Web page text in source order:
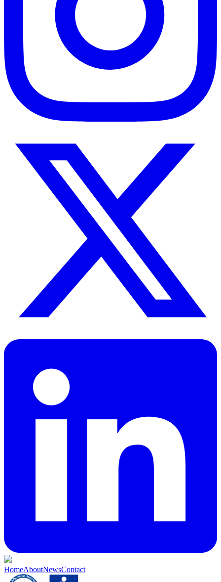
HomeAboutNewsContact